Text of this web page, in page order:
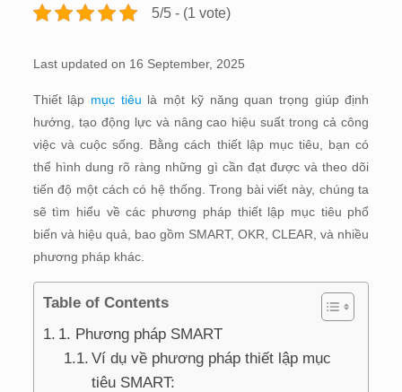
5/5 - (1 vote)
Last updated on 16 September, 2025
Thiết lập mục tiêu là một kỹ năng quan trọng giúp định
hướng, tạo động lực và nâng cao hiệu suất trong cả công
việc và cuộc sống. Bằng cách thiết lập mục tiêu, bạn có
thể hình dung rõ ràng những gì cần đạt được và theo dõi
tiến độ một cách có hệ thống. Trong bài viết này, chúng ta
sẽ tìm hiểu về các phương pháp thiết lập mục tiêu phổ
biến và hiệu quả, bao gồm SMART, OKR, CLEAR, và nhiều
phương pháp khác.
Table of Contents
1. Phương pháp SMART
Ví dụ về phương pháp thiết lập mục
tiêu SMART: